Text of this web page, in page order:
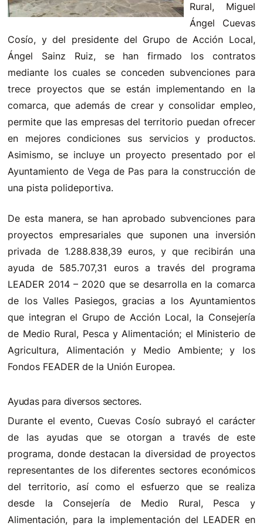
Rural, Miguel
Ángel Cuevas
Cosío, y del presidente del Grupo de Acción Local,
Ángel Sainz Ruiz, se han firmado los contratos
mediante los cuales se conceden subvenciones para
trece proyectos que se están implementando en la
comarca, que además de crear y consolidar empleo,
permite que las empresas del territorio puedan ofrecer
en mejores condiciones sus servicios y productos.
Asimismo, se incluye un proyecto presentado por el
Ayuntamiento de Vega de Pas para la construcción de
una pista polideportiva.
De esta manera, se han aprobado subvenciones para
proyectos empresariales que suponen una inversión
privada de 1.288.838,39 euros, y que recibirán una
ayuda de 585.707,31 euros a través del programa
LEADER 2014 – 2020 que se desarrolla en la comarca
de los Valles Pasiegos, gracias a los Ayuntamientos
que integran el Grupo de Acción Local, la Consejería
de Medio Rural, Pesca y Alimentación; el Ministerio de
Agricultura, Alimentación y Medio Ambiente; y los
Fondos FEADER de la Unión Europea.
Ayudas para diversos sectores.
Durante el evento, Cuevas Cosío subrayó el carácter
de las ayudas que se otorgan a través de este
programa, donde destacan la diversidad de proyectos
representantes de los diferentes sectores económicos
del territorio, así como el esfuerzo que se realiza
desde la Consejería de Medio Rural, Pesca y
Alimentación, para la implementación del LEADER en